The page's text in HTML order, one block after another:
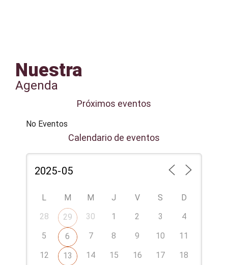
Nuestra
Agenda
Próximos eventos
No Eventos
Calendario de eventos
L M M J V S
D
28
29 30 1 2 3
4
5
6 7 8 9 10
11
12
13 14 15 16 17
18